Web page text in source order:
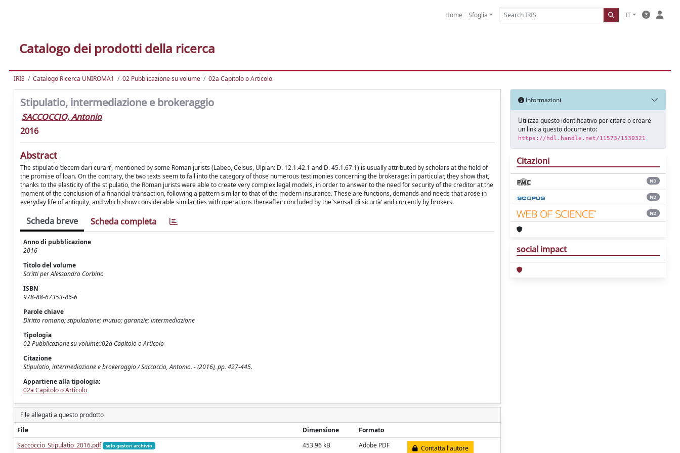
Home Sfoglia IT
Catalogo dei prodotti della ricerca
IRIS Catalogo Ricerca UNIROMA1 02 Pubblicazione su volume 02a Capitolo o Articolo
Stipulatio, intermediazione e brokeraggio
SACCOCCIO, Antonio
2016
Abstract
The stipulatio ‘decem dari curari’, mentioned by some Roman jurists (Labeo, Celsus, Ulpian: D. 12.1.42.1 and D. 45.1.67.1) is usually attributed by scholars at the field of
the promise of loan. On the contrary, the two texts seem to fall into the category of those numerous testimonies concerning the brokerage: in particular, they show that,
thanks to the elasticity of the stipulatio, the Roman jurists were able to create very complex legal models, in order to answer to the need for security of the creditor at the
moment of the conclusion of a financial transaction, following a pattern similar to that of the modern insurance. These are functions, demands and needs that arose in
everyday life of antiquity, and which show considerable similarities with operations thereafter concluded by the ‘sensali di sicurtà’ and currently by brokers.
Scheda breve Scheda completa
Anno di pubblicazione
2016
Titolo del volume
Scritti per Alessandro Corbino
ISBN
978-88-67353-86-6
Parole chiave
Diritto romano; stipulazione; mutuo; garanzie; intermediazione
Tipologia
02 Pubblicazione su volume::02a Capitolo o Articolo
Citazione
Stipulatio, intermediazione e brokeraggio / Saccoccio, Antonio. - (2016), pp. 427-445.
Appartiene alla tipologia:
02a Capitolo o Articolo
File allegati a questo prodotto
File
Dimensione
Formato
Saccoccio_Stipulatio_2016.pdf
solo gestori archivio 453.96 kB Adobe PDF Contatta l'autore
Informazioni
Utilizza questo identificativo per citare o creare
un link a questo documento:
https://hdl.handle.net/11573/1530321
Citazioni
ND
ND
ND
social impact